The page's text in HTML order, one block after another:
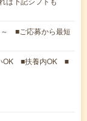
～ ■ご応募から最短
OK ■扶養内OK ■